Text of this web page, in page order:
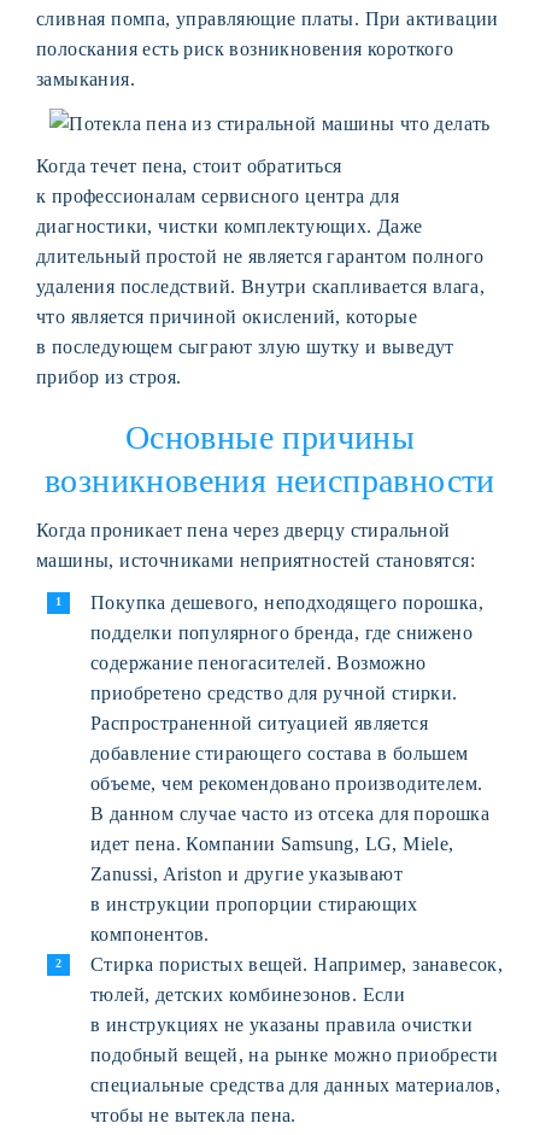
сливная помпа, управляющие платы. При активации
полоскания есть риск возникновения короткого
замыкания.
Когда течет пена, стоит обратиться
к профессионалам сервисного центра для
диагностики, чистки комплектующих. Даже
длительный простой не является гарантом полного
удаления последствий. Внутри скапливается влага,
что является причиной окислений, которые
в последующем сыграют злую шутку и выведут
прибор из строя.
Основные причины
возникновения неисправности
Когда проникает пена через дверцу стиральной
машины, источниками неприятностей становятся:
Покупка дешевого, неподходящего порошка,
подделки популярного бренда, где снижено
содержание пеногасителей. Возможно
приобретено средство для ручной стирки.
Распространенной ситуацией является
добавление стирающего состава в большем
объеме, чем рекомендовано производителем.
В данном случае часто из отсека для порошка
идет пена. Компании Samsung, LG, Miele,
Zanussi, Ariston и другие указывают
в инструкции пропорции стирающих
компонентов.
Стирка пористых вещей. Например, занавесок,
тюлей, детских комбинезонов. Если
в инструкциях не указаны правила очистки
подобный вещей, на рынке можно приобрести
специальные средства для данных материалов,
чтобы не вытекла пена.